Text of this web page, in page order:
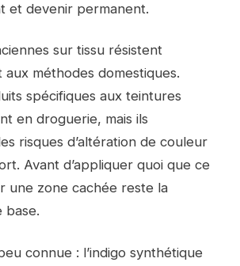
et devenir permanent.
sur tissu résistent
méthodes domestiques.
spécifiques aux teintures
en droguerie, mais ils
risques d’altération de couleur
Avant d’appliquer quoi que ce
une zone cachée reste la
base.
connue : l’indigo synthétique